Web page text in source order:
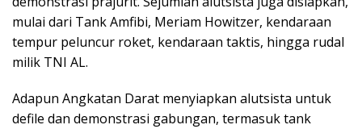
mulai dari Tank Amfibi, Meriam Howitzer, kendaraan
tempur peluncur roket, kendaraan taktis, hingga rudal
milik TNI AL.
Adapun Angkatan Darat menyiapkan alutsista untuk
defile dan demonstrasi gabungan, termasuk tank